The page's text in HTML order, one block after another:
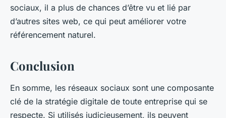
sociaux, il a plus de chances d’être vu et lié par
d’autres sites web, ce qui peut améliorer votre
référencement naturel.
Conclusion
En somme, les réseaux sociaux sont une composante
clé de la stratégie digitale de toute entreprise qui se
respecte. Si utilisés judicieusement, ils peuvent